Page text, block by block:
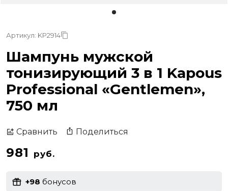
Артикул: KP2914
Шампунь мужской
тонизирующий 3 в 1 Kapous
Professional «Gentlemen»,
750 мл
Сравнить Поделиться
981 руб.
+98 бонусов